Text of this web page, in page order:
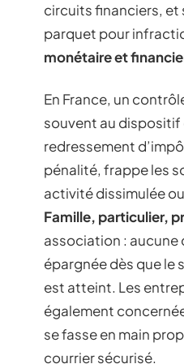
circuits financiers, et
parquet pour
monétaire et
En France, un
souvent au dispositif
redressement
pénalité, frappe les
activité dissimulée
Famille, particulier,
association : aucune
épargnée dès que le
est atteint. Les
également
se fasse en main
courrier sécurisé.